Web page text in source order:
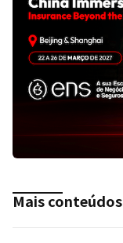
Mais conteúdos